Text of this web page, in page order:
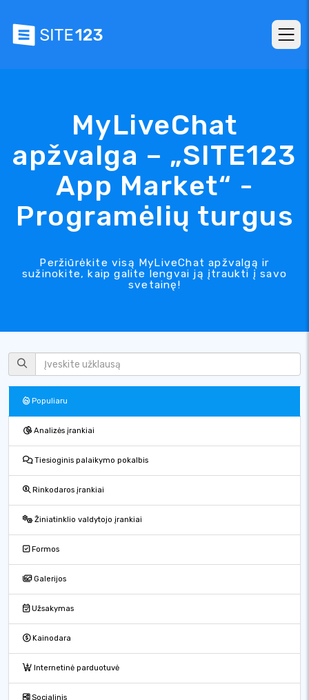
MyLiveChat
apžvalga – „SITE123
App Market“ -
Programėlių turgus
Peržiūrėkite visą MyLiveChat apžvalgą ir
sužinokite, kaip galite lengvai ją įtraukti į savo
svetainę!
Populiaru
Analizės įrankiai
Tiesioginis palaikymo pokalbis
Rinkodaros įrankiai
Žiniatinklio valdytojo įrankiai
Formos
Galerijos
Užsakymas
Kainodara
Internetinė parduotuvė
Socialinis